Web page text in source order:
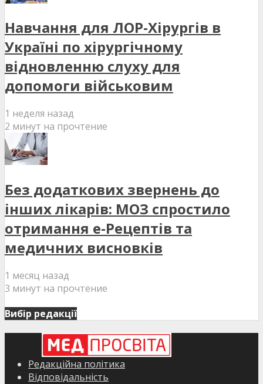
Навчання для ЛОР-Хірургів в
Україні по хірургічному
відновленню слуху для
допомоги військовим
1 неделя назад
2 минут на прочтение
Без додаткових звернень до
інших лікарів: МОЗ спростило
отримання е-Рецептів та
медичних висновків
1 месяц назад
3 минут на прочтение
Вибір редакції
Редакційна політика
Відповідальність